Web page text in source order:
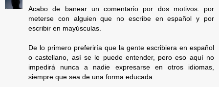
Acabo de banear un comentario por dos motivos: por
meterse con alguien que no escribe en español y por
escribir en mayúsculas.
De lo primero preferiría que la gente escribiera en español
o castellano, así se le puede entender, pero eso aquí no
impedirá nunca a nadie expresarse en otros idiomas,
siempre que sea de una forma educada.